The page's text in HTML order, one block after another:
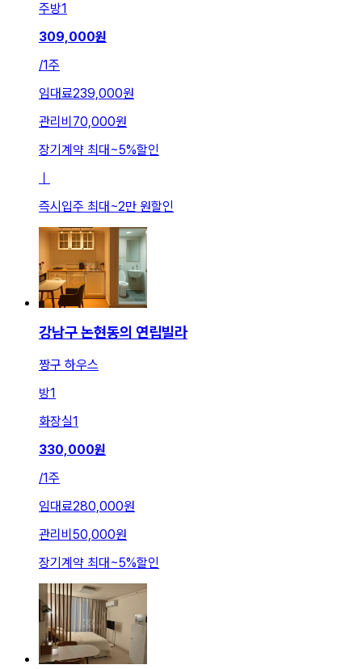
주방1
309,000원
/1주
임대료239,000원
관리비 70,000원
장기계약 최대 ~5%할인
즉시입주 최대 ~2만 원할인
강남구 논현동의 연립빌라
짱구 하우스
방1
화장실1
330,000원
/1주
임대료280,000원
관리비 50,000원
장기계약 최대~5%할인